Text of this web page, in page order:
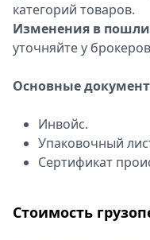
категорий товаров.
Изменения в
уточняйте у
Основные
Инвойс.
Упаковочный
Сертификат
Стоимость